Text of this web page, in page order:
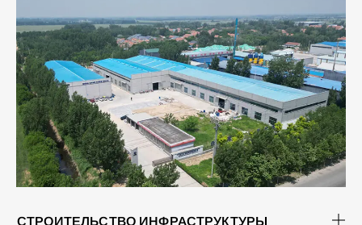
СТРОИТЕЛЬСТВО ИНФРАСТРУКТУРЫ